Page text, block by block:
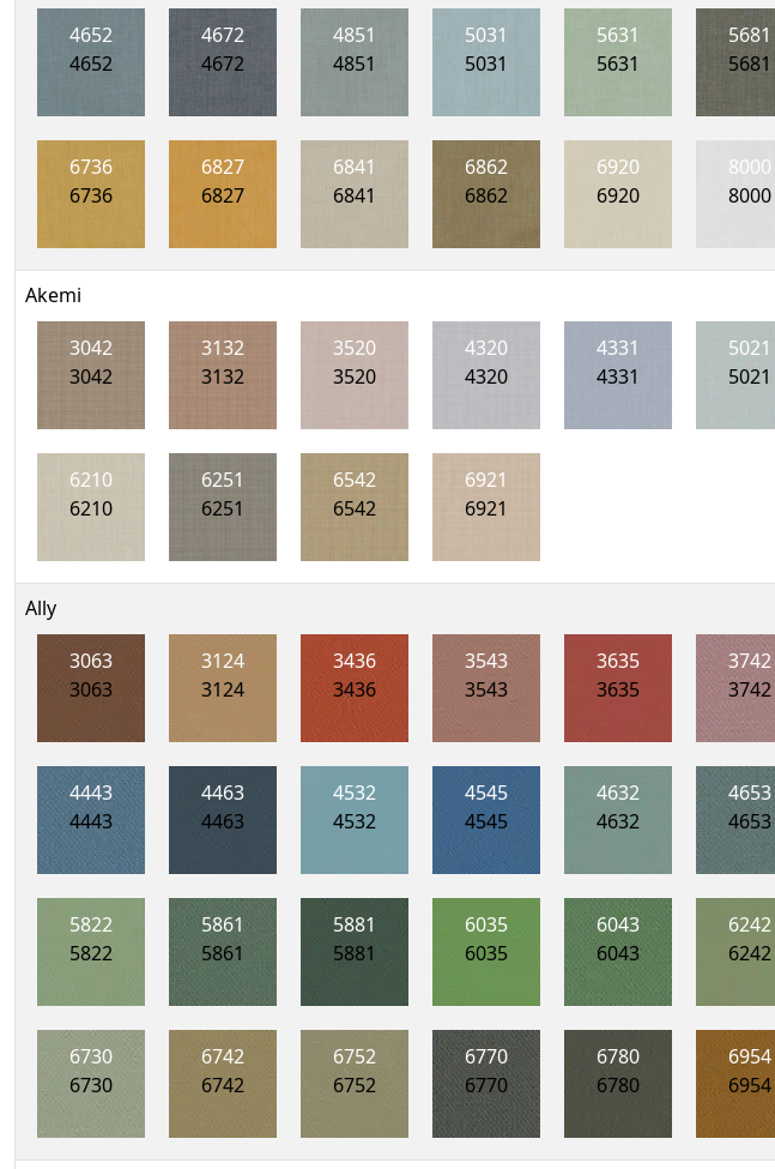
4652
4652
4672
4672
4851
4851
5031
5031
5631
5631
5681
5681
6736
6736
6827
6827
6841
6841
6862
6862
6920
6920
8000
8000
Akemi
3042
3042
3132
3132
3520
3520
4320
4320
4331
4331
5021
5021
6210
6210
6251
6251
6542
6542
6921
6921
Ally
3063
3063
3124
3124
3436
3436
3543
3543
3635
3635
3742
3742
4443
4443
4463
4463
4532
4532
4545
4545
4632
4632
4653
4653
5822
5822
5861
5861
5881
5881
6035
6035
6043
6043
6242
6242
6730
6730
6742
6742
6752
6752
6770
6770
6780
6780
6954
6954